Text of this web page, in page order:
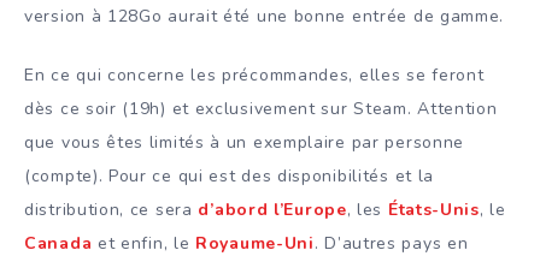
version à 128Go aurait été une bonne entrée de gamme.
En ce qui concerne les précommandes, elles se feront
dès ce soir (19h) et exclusivement sur Steam. Attention
que vous êtes limités à un exemplaire par personne
(compte). Pour ce qui est des disponibilités et la
distribution, ce sera d’abord l’Europe, les États-Unis, le
Canada et enfin, le Royaume-Uni. D’autres pays en